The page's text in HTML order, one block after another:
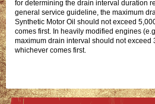
for determining the drain interval duration
general service guideline, the maximum
Synthetic Motor Oil should not exceed
comes first. In heavily modified engines
maximum drain interval should not exceed
whichever comes first.